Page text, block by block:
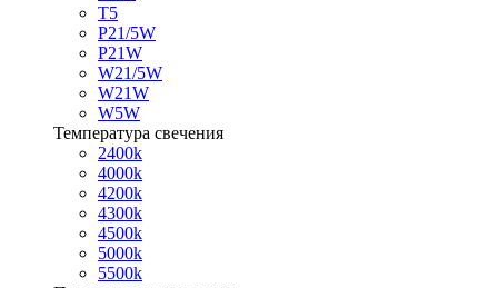
T5
P21/5W
P21W
W21/5W
W21W
W5W
Температура свечения
2400k
4000k
4200k
4300k
4500k
5000k
5500k